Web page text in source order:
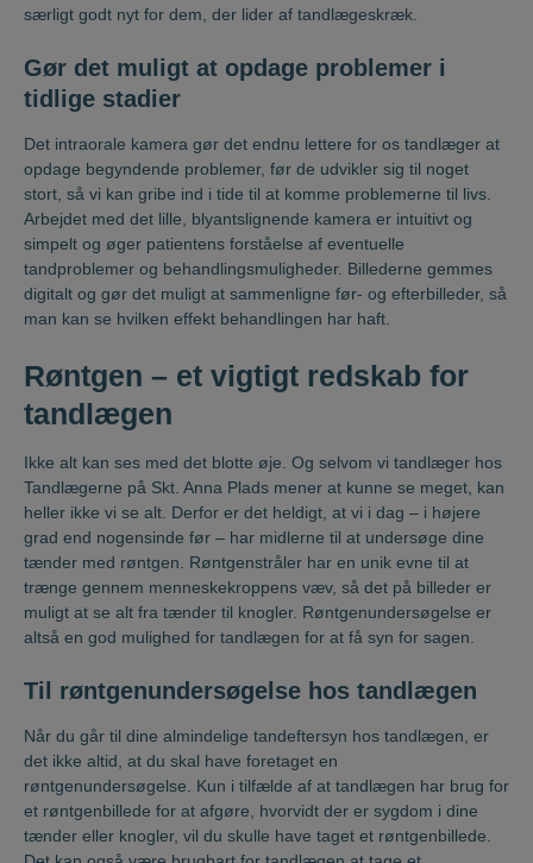
særligt godt nyt for dem, der lider af tandlægeskræk.
Gør det muligt at opdage problemer i
tidlige stadier
Det intraorale kamera gør det endnu lettere for os tandlæger at
opdage begyndende problemer, før de udvikler sig til noget
stort, så vi kan gribe ind i tide til at komme problemerne til livs.
Arbejdet med det lille, blyantslignende kamera er intuitivt og
simpelt og øger patientens forståelse af eventuelle
tandproblemer og behandlingsmuligheder. Billederne gemmes
digitalt og gør det muligt at sammenligne før- og efterbilleder, så
man kan se hvilken effekt behandlingen har haft.
Røntgen – et vigtigt redskab for
tandlægen
Ikke alt kan ses med det blotte øje. Og selvom vi tandlæger hos
Tandlægerne på Skt. Anna Plads mener at kunne se meget, kan
heller ikke vi se alt. Derfor er det heldigt, at vi i dag – i højere
grad end nogensinde før – har midlerne til at undersøge dine
tænder med røntgen. Røntgenstråler har en unik evne til at
trænge gennem menneskekroppens væv, så det på billeder er
muligt at se alt fra tænder til knogler. Røntgenundersøgelse er
altså en god mulighed for tandlægen for at få syn for sagen.
Til røntgenundersøgelse hos tandlægen
Når du går til dine almindelige tandeftersyn hos tandlægen, er
det ikke altid, at du skal have foretaget en
røntgenundersøgelse. Kun i tilfælde af at tandlægen har brug for
et røntgenbillede for at afgøre, hvorvidt der er sygdom i dine
tænder eller knogler, vil du skulle have taget et røntgenbillede.